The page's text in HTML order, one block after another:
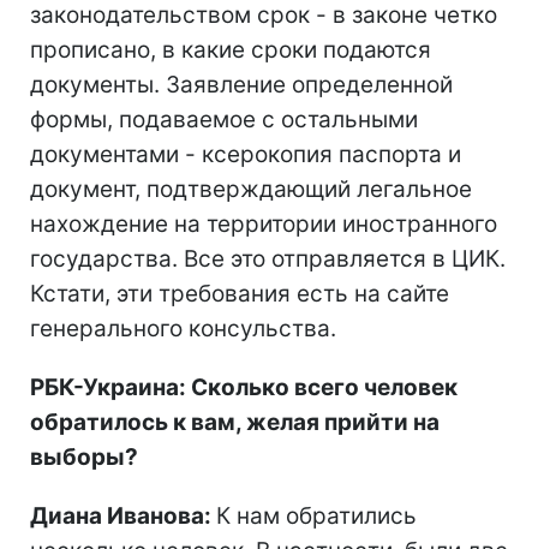
законодательством срок - в законе четко
прописано, в какие сроки подаются
документы. Заявление определенной
формы, подаваемое с остальными
документами - ксерокопия паспорта и
документ, подтверждающий легальное
нахождение на территории иностранного
государства. Все это отправляется в ЦИК.
Кстати, эти требования есть на сайте
генерального консульства.
РБК-Украина: Сколько всего человек
обратилось к вам, желая прийти на
выборы?
Диана Иванова: К нам обратились